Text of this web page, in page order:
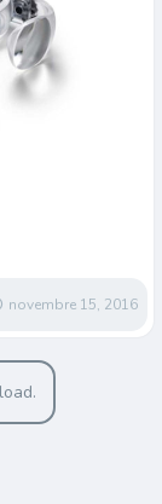
novembre 15, 2016